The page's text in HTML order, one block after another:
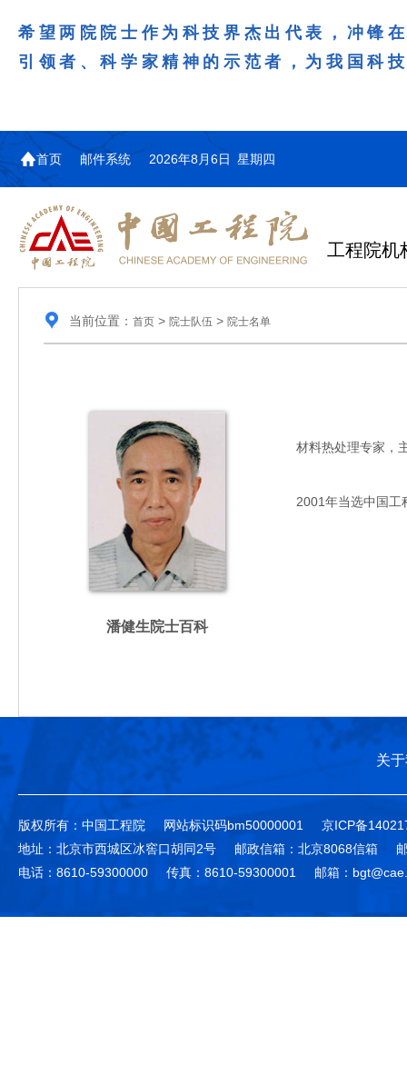
希望两院院士作为科技界杰出代表，冲锋
引领者、科学家精神的示范者，为我国科
首页 邮件系统 2026年8月6日 星期四
工程院机
当前位置： 首页> 院士队伍 > 院士名单
潘健生院士百科
材料热处理专家，主
2001年当选中国工
关
版权所有：中国工程院 网站标识码bm50000001
京ICP备
地址：北京市西城区冰窖口胡同2号
邮政信箱：北京8068信箱
电话：8610-59300000
传真：8610-59300001 邮箱：